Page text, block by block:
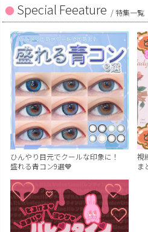
Special Feeature /特集一覧
ひんやり目元でクールな印象に！
盛れる青コン9選💙
視
ま